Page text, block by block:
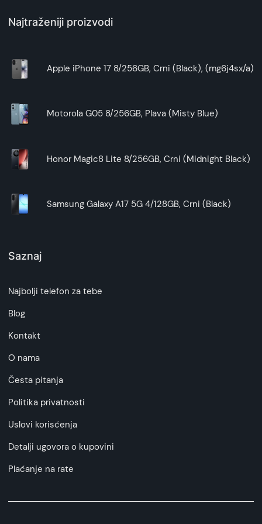
Najtraženiji proizvodi
Apple iPhone 17 8/256GB, Crni (Black), (mg6j4sx/a)
Motorola G05 8/256GB, Plava (Misty Blue)
Honor Magic8 Lite 8/256GB, Crni (Midnight Black)
Samsung Galaxy A17 5G 4/128GB, Crni (Black)
Saznaj
Najbolji telefon za tebe
Blog
Kontakt
O nama
Česta pitanja
Politika privatnosti
Uslovi korisćenja
Detalji ugovora o kupovini
Plaćanje na rate